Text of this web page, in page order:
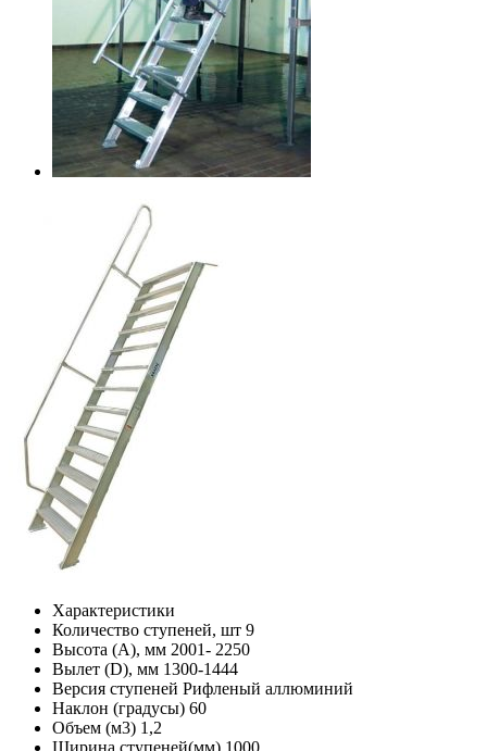
Характеристики
Количество ступеней, шт 9
Высота (А), мм 2001- 2250
Вылет (D), мм 1300-1444
Версия ступеней Рифленый аллюминий
Наклон (градусы) 60
Объем (м3) 1,2